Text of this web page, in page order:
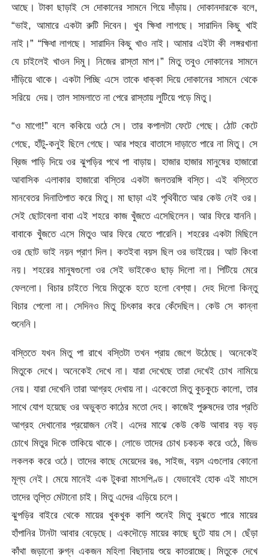
আছে। টাকা ছাড়াই সে দোকানের সামনে গিয়ে দাঁড়ায়। দোকানদারকে বলে,
“ভাই, আমারে একটা রুটি দিবেন। খুব ক্ষিধা লাগছে। সারাদিন কিছু খাই
নাই।” “ক্ষিধা লাগছে। সারাদিন কিছু খাও নাই। আমার এইটা কী লঙ্গরখানা
যে চাইলেই খাওন দিমু। নিজের রাস্তা মাপ।” মিতু তবুও দোকানের সামনে
দাঁড়িয়ে থাকে। একটা পিচ্ছি এসে তাকে ধাক্কা দিয়ে দোকানের সামনে থেকে
সরিয়ে দেয়। তাল সামলাতে না পেরে রাস্তায় লুটিয়ে পড়ে মিতু।
“ও মাগো!” বলে ককিয়ে ওঠে সে। তার কপালটা ফেটে গেছে। ঠোট কেটে
গেছে, হাঁটু-কনুই ছিলে গেছে। আর শহুরে বাতাসে দাড়াতে পারে না মিতু। সে
ব্রিজ পাড়ি দিয়ে ওর ঝুপড়ির পথে পা বাড়ায়। হাজার হাজার মানুষের হাজারো
আবাসিক এলাকার হাজারো বস্তির একটা জলতরঙ্গি বস্তি। এই বস্তিতে
মানবেতর দিনাতিপাত করে মিতু। মা ছাড়া এই পৃথিবীতে আর কেউ নেই ওর।
সেই ছোটবেলা বাবা এই শহরে কাজ খুঁজতে এসেছিলেন। আর ফিরে যাননি।
বাবাকে খুঁজতে এসে মিতুও আর ফিরে যেতে পারেনি। শহরের একটা মিছিলে
ওর ছোট ভাই নয়ন প্রাণ দিল। কতইবা বয়স ছিল ওর ভাইয়ের। আট কিংবা
নয়। শহরের মানুষগুলো ওর সেই ভাইকেও ছাড় দিলো না। পিটিয়ে মেরে
ফেললো। বিচার চাইতে গিয়ে মিতুকে হতে হলো বেশ্যা। দেহ দিলো কিন্তু
বিচার পেলো না। সেদিনও মিতু চিৎকার করে কেঁদেছিল। কেউ সে কান্না
শুনেনি।
বস্তিতে যখন মিতু পা রাখে বস্তিটা তখন প্রায় জেগে উঠেছে। অনেকেই
মিতুকে দেখে। অনেকেই দেখে না। যারা দেখেছে তারা দেখেই চোখ নামিয়ে
নেয়। যারা দেখেনি তারা আগ্রহ দেখায় না। একেতো মিতু কুচকুচে কালো, তার
সাথে যোগ হয়েছে ওর অভুক্ত কাঠের মতো দেহ। কাজেই পুরুষদের তার প্রতি
আগ্রহ দেখানোর প্রয়োজন নেই। এদের মাঝে কেউ কেউ আবার বড় বড়
চোখে মিতুর দিকে তাকিয়ে থাকে। লোভে তাদের চোখ চকচক করে ওঠে, জিভ
লকলক করে ওঠে। তাদের কাছে মেয়েদের রঙ, সাইজ, বয়স এগুলোর কোনো
মূল্য নেই। মেয়ে মানেই এক টুকরা মাংসপিণ্ড। যেভাবেই হোক এই মাংসে
তাদের তৃপ্তি মেটানো চাই। মিতু এদের এড়িয়ে চলে।
ঝুপড়ির বাইরে থেকে মায়ের খুকখুক কাশি শুনেই মিতু বুঝতে পারে মায়ের
হাঁপানির টানটা আবার বেড়েছে। একদৌড়ে মায়ের কাছে ছুটে যায় সে। ছেঁড়া
কাঁথা জড়ানো রুগ্ন একজন মহিলা বিছানায় শুয়ে কাতরাচ্ছে। মিতুকে দেখে